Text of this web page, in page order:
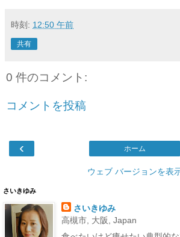
時刻: 12:50 午前
共有
0 件のコメント:
コメントを投稿
‹ ホーム
ウェブ バージョンを表
さいきゆみ
さいきゆみ
高槻市, 大阪, Japan